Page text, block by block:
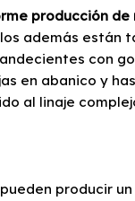
producción
además están
con
en abanico y
al linaje
producir